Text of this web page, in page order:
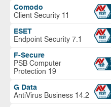
Comodo
Client Security 11
ESET
Endpoint Security 7.1
F-Secure
PSB Computer
Protection 19
G Data
AntiVirus Business 14.2